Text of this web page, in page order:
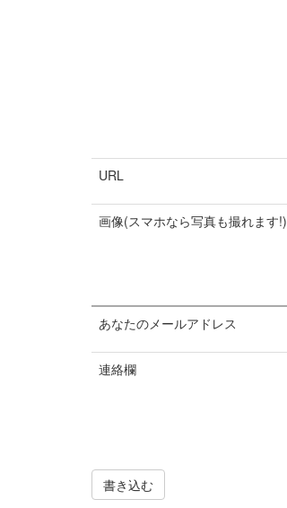
URL
画像(スマホなら写真も撮れます!)
あなたのメールアドレス
連絡欄
書き込む